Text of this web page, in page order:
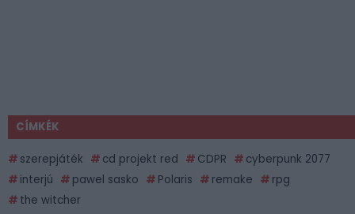
CÍMKÉK
szerepjáték cd projekt red CDPR
cyberpunk 2077
interjú
pawel sasko Polaris remake
rpg
the witcher